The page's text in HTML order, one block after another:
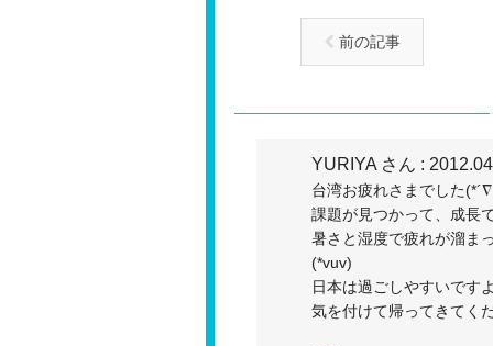
前の記事
YURIYA さん :
台湾お疲れさまでした
課題が見つかって、成長
暑さと湿度で疲れが溜ま
(*vuv)
日本は過ごしやすいです
気を付けて帰ってきてく